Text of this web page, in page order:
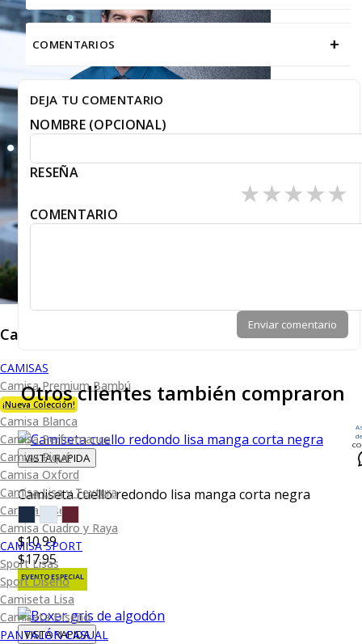
Caballero
CAMISAS
Camisa Premium Bambú
¡Nueva Colección!
Camisa Blanca
Camisa Performance
Camisa Piqué
Camisa Oxford
Camisa Lisa y Textura
Camisa Diseño
Camisa Cuadro y Raya
CAMISA SPORT
Sport Lisas
Sport Diseño
Camiseta Lisa
Camiseta Diseño
PANTALÓN CASUAL
COMENTARIOS +
DEJA TU COMENTARIO
NOMBRE (OPCIONAL)
RESEÑA
★
★
★
★
★
COMENTARIO
Enviar comentario
Otros clientes también compraron
VISTA RAPIDA
Camiseta cuello redondo lisa manga corta negra
$10.99
$17.95
EVENTO ESPECIAL
VISTA RAPIDA
de